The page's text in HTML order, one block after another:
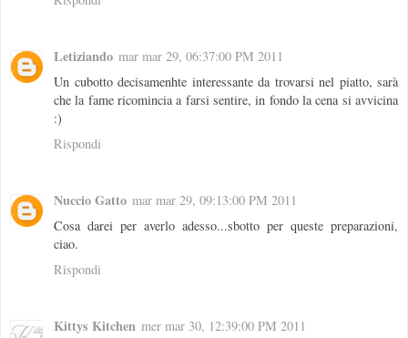
Letiziando mar mar 29, 06:37:00 PM 2011
Un cubotto decisamenhte interessante da trovarsi nel piatto, sarà
che la fame ricomincia a farsi sentire, in fondo la cena si avvicina
:)
Rispondi
Nuccio Gatto mar mar 29, 09:13:00 PM 2011
Cosa darei per averlo adesso...sbotto per queste preparazioni,
ciao.
Rispondi
Kittys Kitchen mer mar 30, 12:39:00 PM 2011